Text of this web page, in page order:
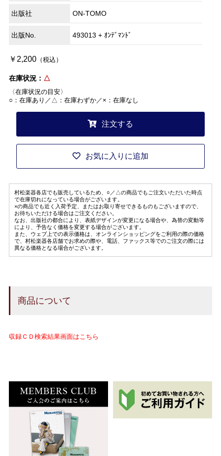
出版社 ON-TOMO
出版No. 493013 + ｵﾝﾃﾞﾏﾝﾄﾞ
￥2,200（税込）
在庫状況： △
〈在庫状況の目安〉
○：在庫あり／△：在庫わずか／×：在庫なし
注文する
お気に入りに追加
村松楽器各店でも販売しているため、○／△の商品でもご注文いただいた時点
で在庫切れになっている場合がございます。
×の商品でも近く入荷予定、またはお取り寄せできるものもございますので、
お待ちいただける場合はご注文ください。
なお、出版社の都合により、表紙デザインが変更になる場合や、為替の変動等
により、予告なく価格を変更する場合がございます。
また、ウェブ上での表示価格は、オンラインショッピングをご利用の際の価格
で、村松楽器各店舗でお求めの際や、電話、ファックス等でのご注文の際には
異なる価格となる場合がございます。
商品について
収録ＣＤ検索結果画面はこちら